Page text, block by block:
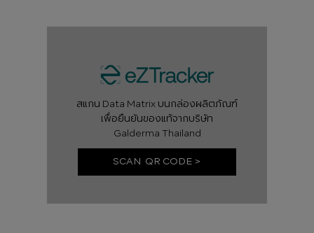
สแกน Data Matrix บนกล่องผลิตภัณฑ์
เพื่อยืนยันของแท้จากบริษัท
Galderma Thailand
SCAN QR CODE >